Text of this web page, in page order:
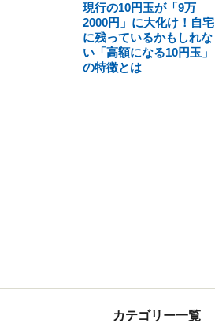
現行の10円玉が「9万
2000円」に大化け！自宅
に残っているかもしれな
い「高額になる10円玉」
の特徴とは
カテゴリー一覧